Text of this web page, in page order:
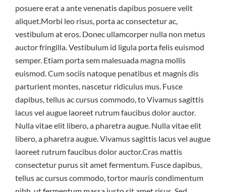
posuere erat a ante venenatis dapibus posuere velit
aliquet.Morbi leo risus, porta ac consectetur ac,
vestibulum at eros. Donec ullamcorper nulla non metus
auctor fringilla. Vestibulum id ligula porta felis euismod
semper. Etiam porta sem malesuada magna mollis
euismod. Cum sociis natoque penatibus et magnis dis
parturient montes, nascetur ridiculus mus. Fusce
dapibus, tellus ac cursus commodo, to Vivamus sagittis
lacus vel augue laoreet rutrum faucibus dolor auctor.
Nulla vitae elit libero, a pharetra augue. Nulla vitae elit
libero, a pharetra augue. Vivamus sagittis lacus vel augue
laoreet rutrum faucibus dolor auctor.Cras mattis
consectetur purus sit amet fermentum. Fusce dapibus,
tellus ac cursus commodo, tortor mauris condimentum